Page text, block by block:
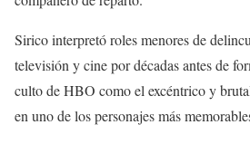
Sirico interpretó roles menores de
televisión y cine por décadas antes de
culto de HBO como el excéntrico y
en uno de los personajes más